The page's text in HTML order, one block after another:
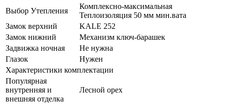
Выбор Утепления
Комплексно-максимальная
Теплоизоляция 50 мм мин.вата
Замок верхний
KALE 252
Замок нижний
Механизм ключ-барашек
Задвижка ночная
Не нужна
Глазок
Нужен
Характеристики комплектации
Популярная
внутренняя и
внешняя отделка
Лесной орех